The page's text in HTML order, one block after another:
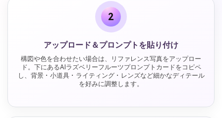
2
アップロード＆プロンプトを貼り付け
構図や色を合わせたい場合は、リファレンス写真をアップロー
ド。下にあるAIラズベリーフルーツプロンプトカードをコピペ
し、背景・小道具・ライティング・レンズなど細かなディテール
を好みに調整します。